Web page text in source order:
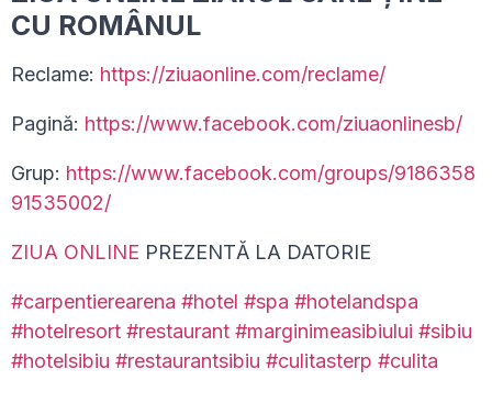
CU ROMÂNUL
Reclame: https://ziuaonline.com/reclame/
Pagină: https://www.facebook.com/ziuaonlinesb/
Grup: https://www.facebook.com/groups/9186358
91535002/
ZIUA ONLINE PREZENTĂ LA DATORIE
#carpentierearena #hotel #spa #hotelandspa
#hotelresort #restaurant #marginimeasibiului #sibiu
#hotelsibiu #restaurantsibiu #culitasterp #culita